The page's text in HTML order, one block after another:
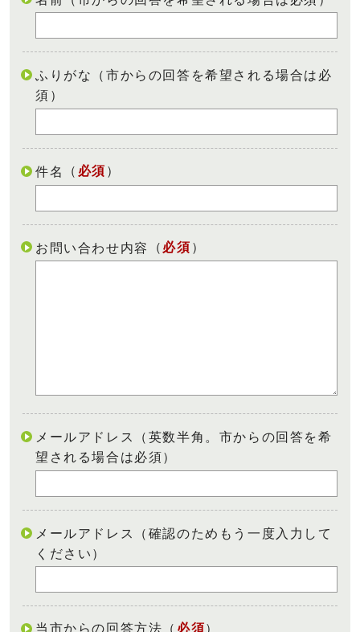
ふりがな（市からの回答を希望される場合は必
須）
件名 （ 必須 ）
お問い合わせ内容 （ 必須 ）
メールアドレス（英数半角。市からの回答を希
望される場合は必須）
メールアドレス（確認のためもう一度入力して
ください）
当市からの回答方法 （ 必須）